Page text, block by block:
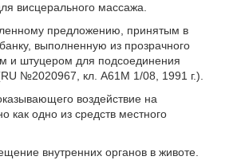
висцерального массажа.
предложению, принятым в
выполненную из прозрачного
и штуцером для подсоединения
№2020967, кл. А61М 1/08, 1991 г.).
воздействие на
как одно из средств местного
внутренних органов в животе.